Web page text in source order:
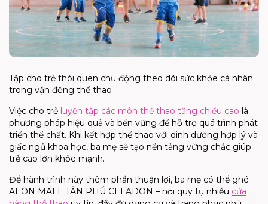
Tập cho trẻ thói quen chủ động theo dõi sức khỏe cá nhân
trong vận động thể thao
Việc cho trẻ luyện tập các môn thể thao tăng chiều cao là
phương pháp hiệu quả và bền vững để hỗ trợ quá trình phát
triển thể chất. Khi kết hợp thể thao với dinh dưỡng hợp lý và
giấc ngủ khoa học, ba mẹ sẽ tạo nền tảng vững chắc giúp
trẻ cao lớn khỏe mạnh.
Để hành trình này thêm phần thuận lợi, ba mẹ có thể ghé
AEON MALL TÂN PHÚ CELADON – nơi quy tụ nhiều cửa